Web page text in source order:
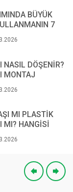
BÜYÜK
7
NASIL DÖŞENIR?
MONTAJ
MI PLASTIK
MI? HANGISI